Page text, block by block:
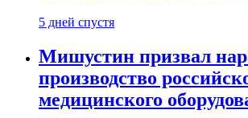
5 дней спустя
Мишустин призвал
производство
медицинского